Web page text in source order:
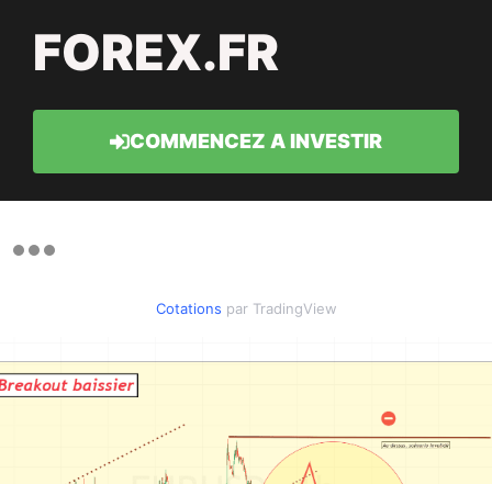
FOREX.FR
COMMENCEZ A INVESTIR
Cotations par TradingView